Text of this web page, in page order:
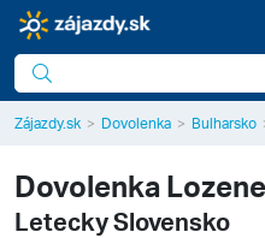
Zájazdy.sk Dovolenka Bulharsko
Dovolenka
Letecky Slovensko